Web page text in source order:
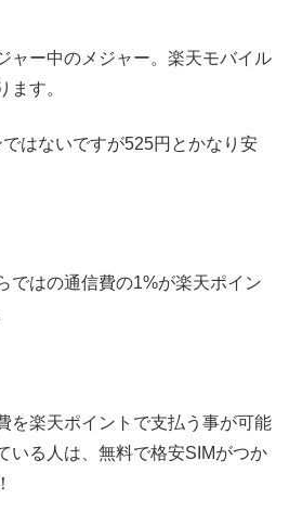
ャー中のメジャー。楽天モバイル
ます。
はないですが525円とかなり安
ではの通信費の1%が楽天ポイン
を楽天ポイントで支払う事が可能
いる人は、無料で格安SIMがつか